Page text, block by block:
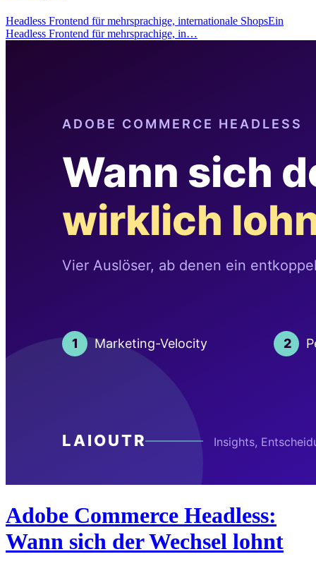
Headless Frontend für mehrsprachige, internationale ShopsEin
Headless Frontend für mehrsprachige, in…
Adobe Commerce Headless:
Wann sich der Wechsel lohnt